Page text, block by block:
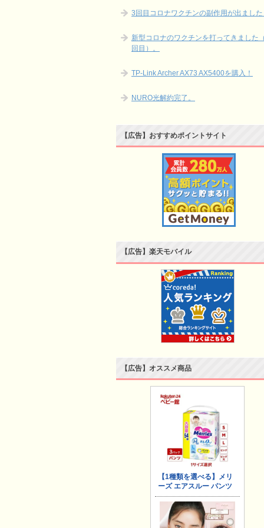
3回目コロナワクチンの副作用が出まし
新型コロナのワクチンを打ってきました
回目）。
TP-Link Archer AX73 AX5400を購入！
NURO光解約完了。
【広告】おすすめポイントサイト
【広告】楽天モバイル
【広告】オススメ商品